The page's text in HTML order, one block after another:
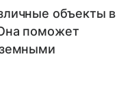
объекты в
поможет